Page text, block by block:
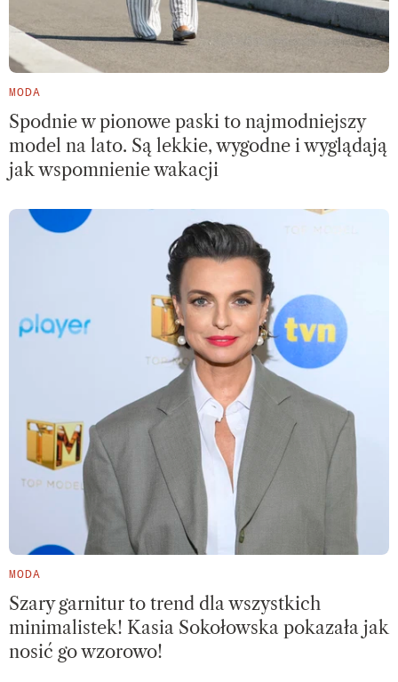
MODA
Spodnie w pionowe paski to najmodniejszy
model na lato. Są lekkie, wygodne i wyglądają
jak wspomnienie wakacji
MODA
Szary garnitur to trend dla wszystkich
minimalistek! Kasia Sokołowska pokazała jak
nosić go wzorowo!